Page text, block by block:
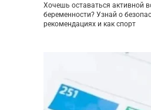
Хочешь оставаться активной
беременности? Узнай о
рекомендациях и как спорт